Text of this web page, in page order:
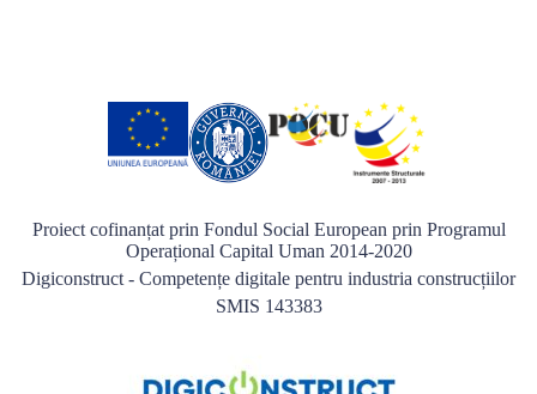
Proiect cofinanțat prin Fondul Social European prin Programul
Operațional Capital Uman 2014-2020
Digiconstruct - Competențe digitale pentru industria construcțiilor
SMIS 143383